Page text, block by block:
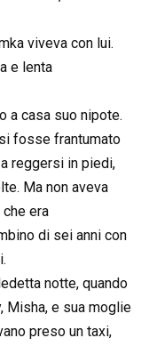
viveva con lui.
e lenta
a casa suo nipote.
fosse frantumato
reggersi in piedi,
Ma non aveva
era
di sei anni con
notte, quando
Misha, e sua moglie
preso un taxi,